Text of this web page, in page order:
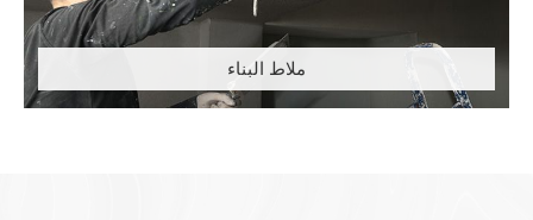
ملاط البناء